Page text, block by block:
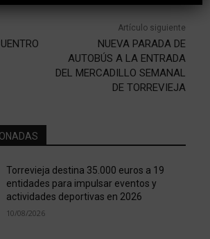
Artículo siguiente
NUEVA PARADA DE
AUTOBÚS A LA ENTRADA
DEL MERCADILLO SEMANAL
DE TORREVIEJA
Torrevieja destina 35.000 euros a 19
entidades para impulsar eventos y
actividades deportivas en 2026
10/08/2026